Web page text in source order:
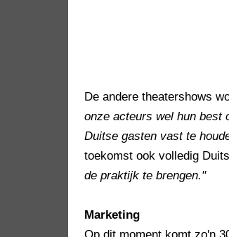
De andere theatershows
onze acteurs wel hun best
Duitse gasten vast te
toekomst ook volledig
de praktijk te brengen."
Marketing